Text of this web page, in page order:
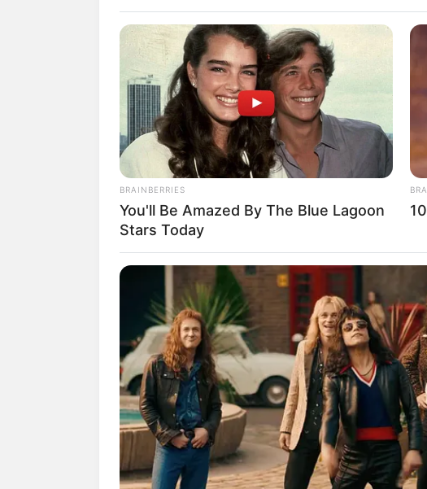
(foto: instagram/
Biodata & Profil
Nama Lengkap: Shinta Naomi Prasetya
Nama Panggung: Shinta Naomi
Nama Panggilan: Naomi
Tempat, Tanggal Lahir: Jakarta, 4 Juni 1994
Kewarganegaraan: Indonesia
Agama: Islam
Profesi: Aktris, Penyanyi
BRAINBERRIES
You'll Be Amazed By The Blue Lagoon
Stars Today